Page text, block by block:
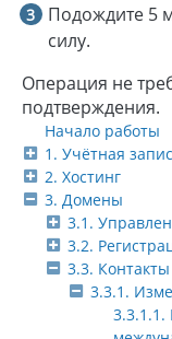
Начало работы
1. Учётная
2. Хостинг
3. Домены
3.1.
3.2.
3.3.
3.3.1.
3.3.1.1.
Подождите 5
силу.
Операция не
подтверждения.